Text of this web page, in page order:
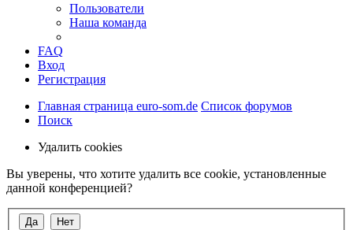
Пользователи
Наша команда
FAQ
Вход
Регистрация
Главная страница euro-som.de Список форумов
Поиск
Удалить cookies
Вы уверены, что хотите удалить все cookie, установленные
данной конференцией?